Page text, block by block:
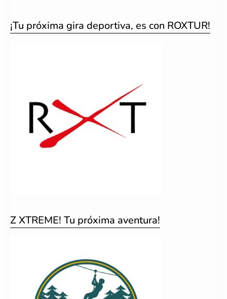
¡Tu próxima gira deportiva, es con ROXTUR!
Z XTREME! Tu próxima aventura!